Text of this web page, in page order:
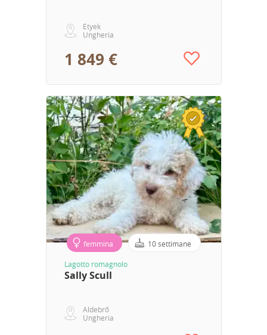
Etyek
Ungheria
1 849 €
femmina 10 settimane
Lagotto romagnolo
Sally Scull
Aldebrő
Ungheria